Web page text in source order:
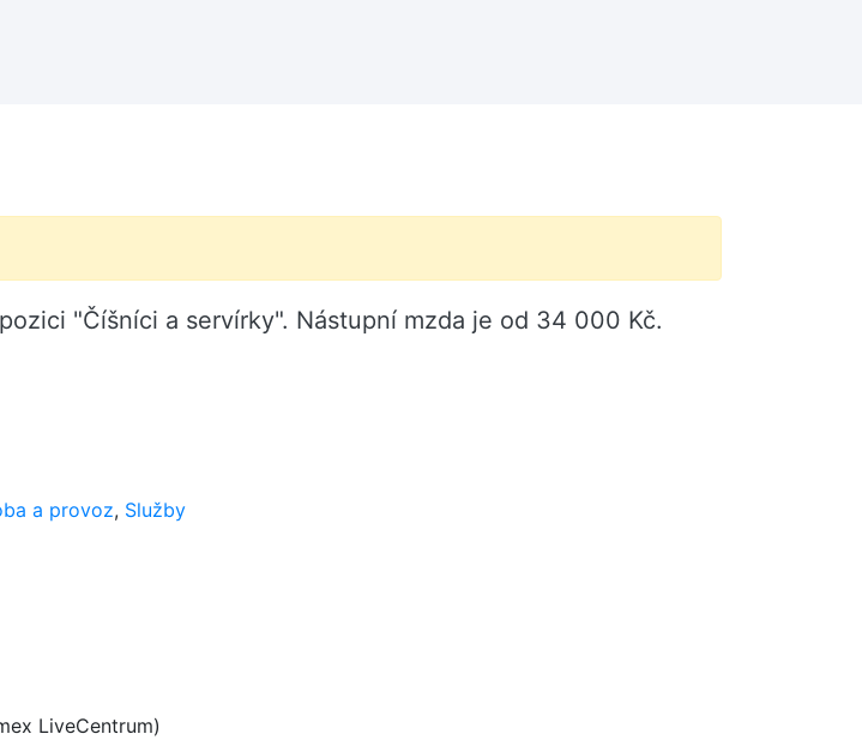
"Číšníci a servírky". Nástupní mzda je od 34 000 Kč.
a provoz, Služby
LiveCentrum)